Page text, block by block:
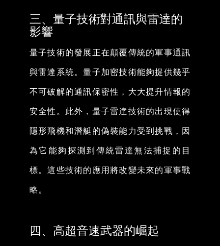
三、量子技術對通訊與雷達的
影響
量子技術的發展正在顛覆傳統的軍事通訊
與雷達系統。量子加密技術能夠提供幾乎
不可破解的通訊保密性，大大提升情報的
安全性。此外，量子雷達技術的出現使得
隱形飛機和潛艇的偽裝能力受到挑戰，因
為它能夠探測到傳統雷達無法捕捉的目
標。這些技術的應用將改變未來的軍事戰
略。
四、高超音速武器的崛起